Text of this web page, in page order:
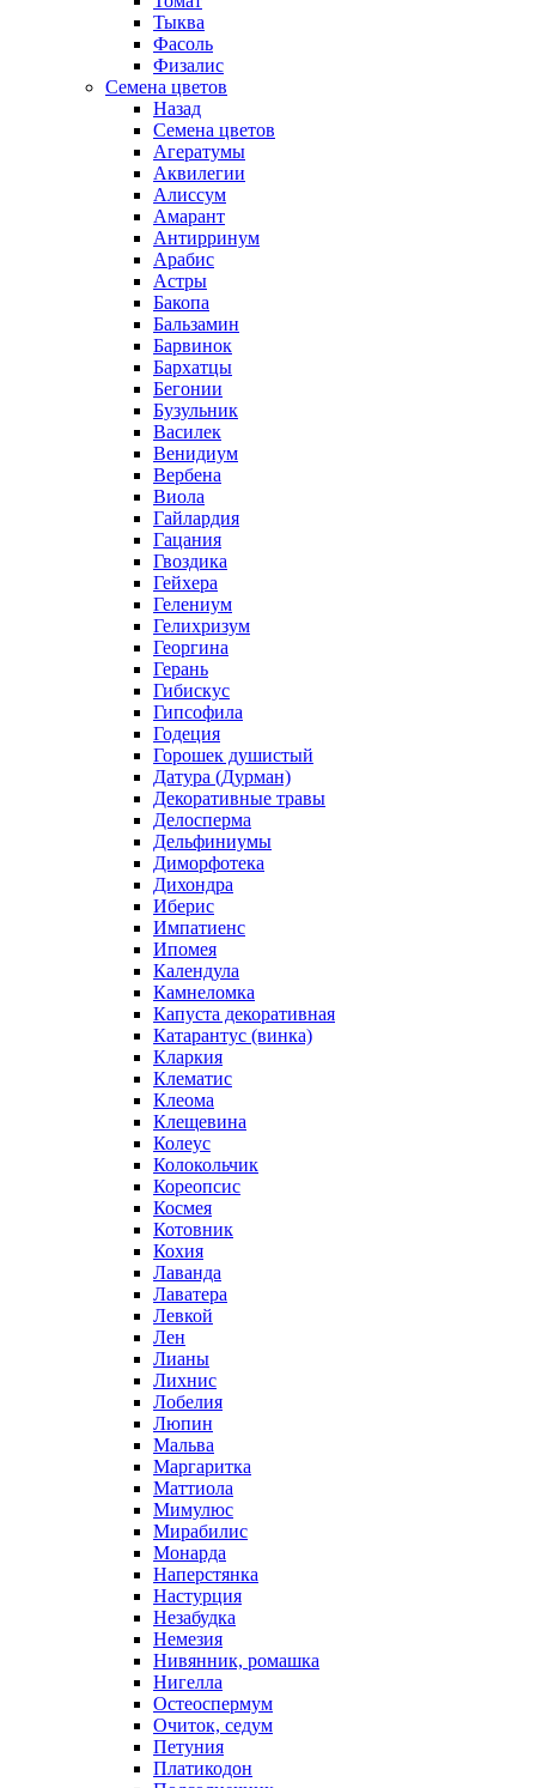
Тыква
Фасоль
Физалис
Семена цветов
Назад
Семена цветов
Агератумы
Аквилегии
Алиссум
Амарант
Антирринум
Арабис
Астры
Бакопа
Бальзамин
Барвинок
Бархатцы
Бегонии
Бузульник
Василек
Венидиум
Вербена
Виола
Гайлардия
Гацания
Гвоздика
Гейхера
Гелениум
Гелихризум
Георгина
Герань
Гибискус
Гипсофила
Годеция
Горошек душистый
Датура (Дурман)
Декоративные травы
Делосперма
Дельфиниумы
Диморфотека
Дихондра
Иберис
Импатиенс
Ипомея
Календула
Камнеломка
Капуста декоративная
Катарантус (винка)
Кларкия
Клематис
Клеома
Клещевина
Колеус
Колокольчик
Кореопсис
Космея
Котовник
Кохия
Лаванда
Лаватера
Левкой
Лен
Лианы
Лихнис
Лобелия
Люпин
Мальва
Маргаритка
Маттиола
Мимулюс
Мирабилис
Монарда
Наперстянка
Настурция
Незабудка
Немезия
Нивянник, ромашка
Нигелла
Остеоспермум
Очиток, седум
Петуния
Платикодон